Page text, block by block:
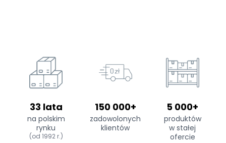
33 lata
na polskim
rynku
(od 1992 r.)
150 000+
zadowolonych
klientów
5 000+
produktów
w stałej
ofercie